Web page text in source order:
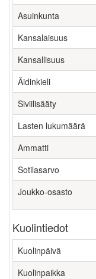
Asuinkunta
Kansalaisuus
Kansallisuus
Äidinkieli
Siviilisääty
Lasten lukumäärä
Ammatti
Sotilasarvo
Joukko-osasto
Kuolintiedot
Kuolinpäivä
Kuolinpaikka